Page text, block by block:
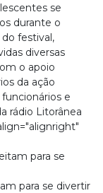
se
durante o
festival,
diversas
o apoio
da ação
e
rádio Litorânea
para se divertir